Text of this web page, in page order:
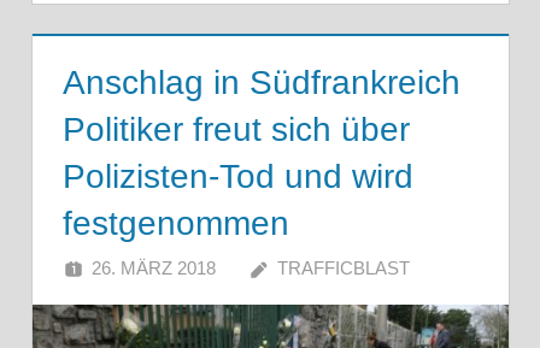
Anschlag in Südfrankreich
Politiker freut sich über
Polizisten-Tod und wird
festgenommen
26. MÄRZ 2018 TRAFFICBLAST